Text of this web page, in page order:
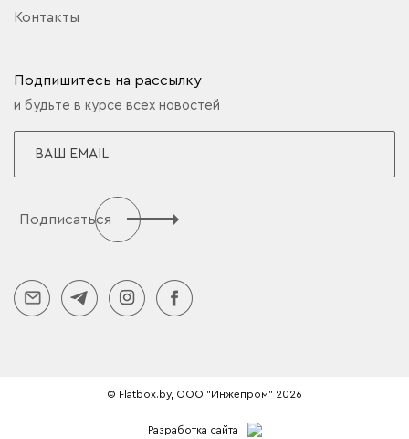
Контакты
Подпишитесь на рассылку
и будьте в курсе всех новостей
Подписаться
© Flatbox.by, ООО "Инжепром" 2026
Разработка сайта